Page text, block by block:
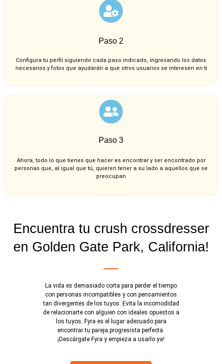
Paso 2
Configura tu perfil siguiendo cada paso indicado, ingresando los datos
necesarios y fotos que ayudarán a que otros usuarios se interesen en ti
Paso 3
Ahora, todo lo que tienes que hacer es encontrar y ser encontrado por
personas que, al igual que tú, quieren tener a su lado a aquellos que se
preocupan
Encuentra tu crush crossdresser
en Golden Gate Park, California!
La vida es demasiado corta para perder el tiempo
con personas incompatibles y con pensamientos
tan divergentes de los tuyos. Evita la incomodidad
de relacionarte con alguien con ideales opuestos a
los tuyos. Fyra es el lugar adecuado para
encontrar tu pareja progresista perfecta.
¡Descárgate Fyra y empieza a usarlo ya!